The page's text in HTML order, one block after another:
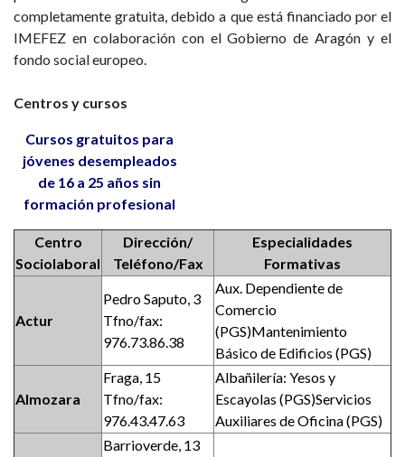
completamente gratuita, debido a que está financiado por el
IMEFEZ en colaboración con el Gobierno de Aragón y el
fondo social europeo.
Centros y cursos
Cursos gratuitos para
jóvenes desempleados
de 16 a 25 años sin
formación profesional
Centro
Sociolaboral
Dirección/
Teléfono/Fax
Especialidades
Formativas
Actur
Pedro Saputo, 3
Tfno/fax:
976.73.86.38
Aux. Dependiente de
Comercio
(PGS)Mantenimiento
Básico de Edificios (PGS)
Almozara
Fraga, 15
Tfno/fax:
976.43.47.63
Albañilería: Yesos y
Escayolas (PGS)Servicios
Auxiliares de Oficina (PGS)
Barrioverde, 13